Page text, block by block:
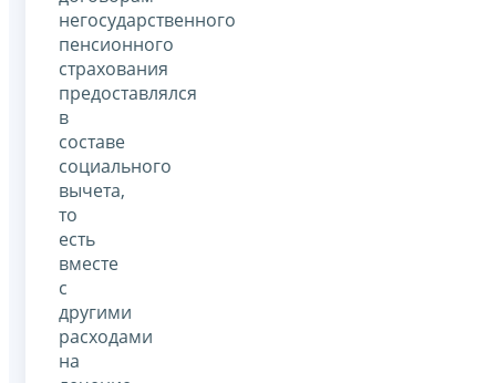
негосударственного
пенсионного
страхования
предоставлялся
в
составе
социального
вычета,
то
есть
вместе
с
другими
расходами
на